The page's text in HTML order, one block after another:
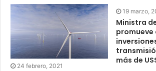
24 febrero, 2021
19 marzo,
Ministra
más de